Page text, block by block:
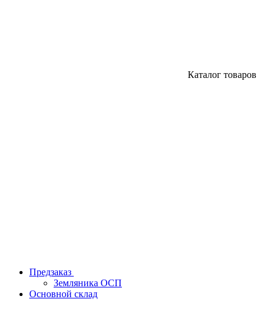
Каталог товаров
Предзаказ
Земляника ОСП
Основной склад